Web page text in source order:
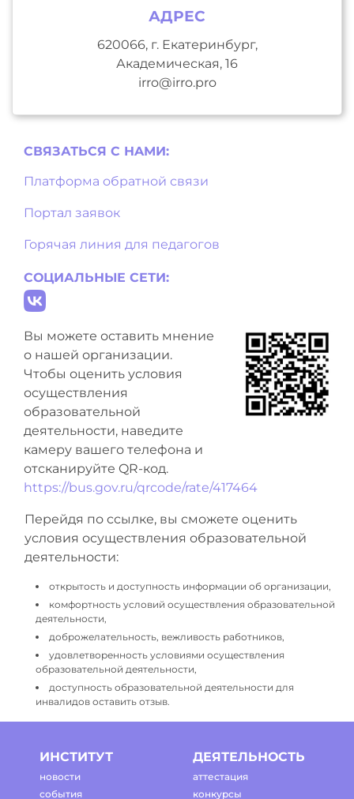
АДРЕС
620066, г. Екатеринбург,
Академическая, 16
irro@irro.pro
СВЯЗАТЬСЯ С НAМИ:
Платформа обратной связи
Портал заявок
Горячая линия для педагогов
СОЦИАЛЬНЫЕ СЕТИ:
Вы можете оставить мнение
о нашей организации.
Чтобы оценить условия
осуществления
образовательной
деятельности, наведите
камеру вашего телефона и
отсканируйте QR-код.
https://bus.gov.ru/qrcode/rate/417464
Перейдя по ссылке, вы сможете оценить
условия осуществления образовательной
деятельности:
открытость и доступность информации об организации,
комфортность условий осуществления образовательной
деятельности,
доброжелательность, вежливость работников,
удовлетворенность условиями осуществления
образовательной деятельности,
доступность образовательной деятельности для
инвалидов оставить отзыв.
ИНСТИТУТ
новости
события
ДЕЯТЕЛЬНОСТЬ
аттестация
конкурсы